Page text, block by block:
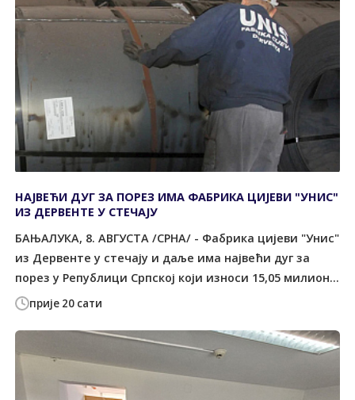
прије 20 сати
НАЈВЕЋИ ДУГ ЗА ПОРЕЗ ИМА ФАБРИКА ЦИЈЕВИ "УНИС"
ИЗ ДЕРВЕНТЕ У СТЕЧАЈУ
БАЊАЛУКА, 8. АВГУСТА /СРНА/ - Фабрика цијеви "Унис"
из Дервенте у стечају и даље има највећи дуг за
порез у Републици Српској који износи 15,05 милион...